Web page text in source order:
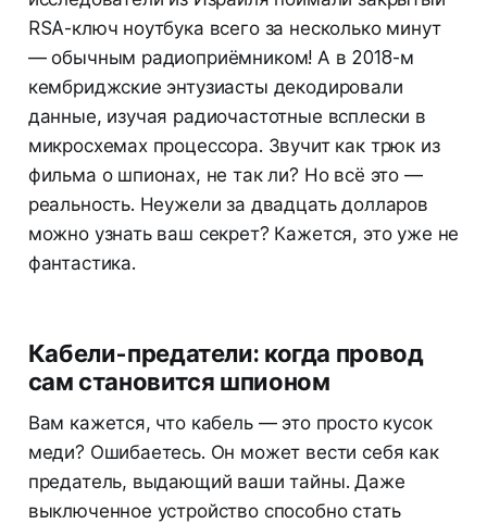
RSA-ключ ноутбука всего за несколько минут
— обычным радиоприёмником! А в 2018-м
кембриджские энтузиасты декодировали
данные, изучая радиочастотные всплески в
микросхемах процессора. Звучит как трюк из
фильма о шпионах, не так ли? Но всё это —
реальность. Неужели за двадцать долларов
можно узнать ваш секрет? Кажется, это уже не
фантастика.
Кабели-предатели: когда провод
сам становится шпионом
Вам кажется, что кабель — это просто кусок
меди? Ошибаетесь. Он может вести себя как
предатель, выдающий ваши тайны. Даже
выключенное устройство способно стать